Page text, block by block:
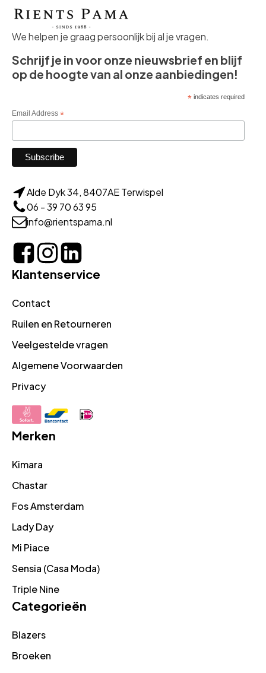
We helpen je graag persoonlijk bij al je vragen.
Schrijf je in voor onze nieuwsbrief en blijf
op de hoogte van al onze aanbiedingen!
*indicates required
Email Address *
Alde Dyk 34, 8407AE Terwispel
06 - 39 70 63 95
info@rientspama.nl
Klantenservice
Contact
Ruilen en Retourneren
Veelgestelde vragen
Algemene Voorwaarden
Privacy
Merken
Kimara
Chastar
Fos Amsterdam
Lady Day
Mi Piace
Sensia (Casa Moda)
Triple Nine
Categorieën
Blazers
Broeken